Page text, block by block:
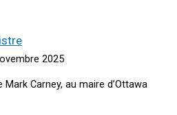
2025
Carney, au maire d’Ottawa